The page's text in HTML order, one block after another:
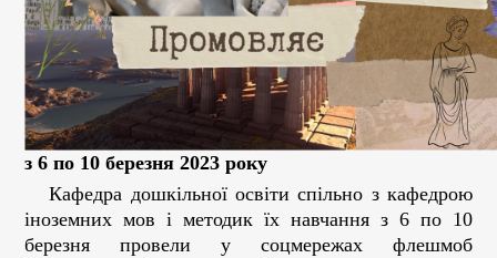
з 6 по 10 березня 2023 року
Кафедра дошкільної освіти спільно з кафедрою
іноземних мов і методик їх навчання з 6 по 10
березня провели у соцмережах флешмоб